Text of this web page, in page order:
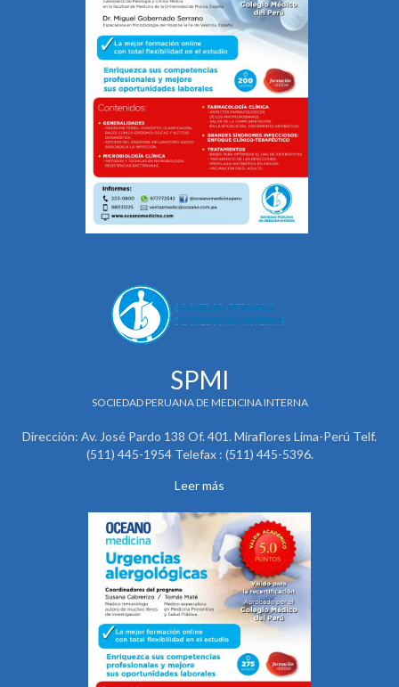
SPMI
SOCIEDAD PERUANA DE MEDICINA INTERNA
Dirección: Av. José Pardo 138 Of. 401. Miraflores Lima-Perú Telf.
(511) 445-1954 Telefax : (511) 445-5396.
Leer más